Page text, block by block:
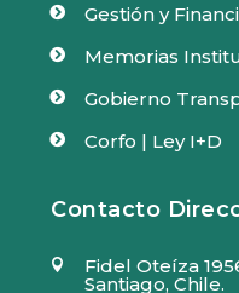
 Gestión y
 Memorias
 Gobierno
 Corfo | Ley I+D
Contacto
 Fidel Oteíza
Santiago, Chile.